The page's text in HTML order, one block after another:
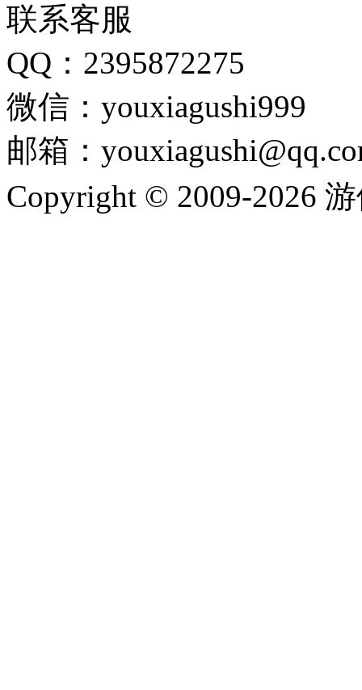
联系客服
QQ：2395872275
微信：youxiagushi999
邮箱：
Copyright © 2009-2026